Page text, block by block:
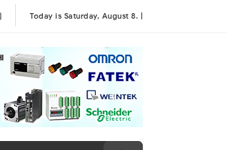
Today is Saturday, August 8. |